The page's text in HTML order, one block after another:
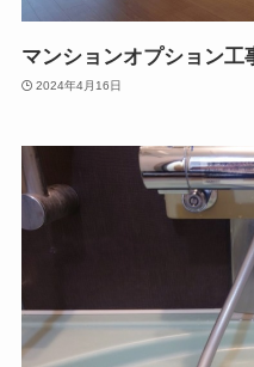
マンションオプション工
2024年4月16日